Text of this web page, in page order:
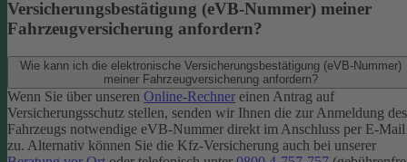
Versicherungsbestätigung (eVB-Nummer) meiner
Fahrzeugversicherung anfordern?
Wie kann ich die elektronische Versicherungsbestätigung (eVB-Nummer)
meiner Fahrzeugversicherung anfordern?
Wenn Sie über unseren Online-Rechner einen Antrag auf
Versicherungsschutz stellen, senden wir Ihnen die zur Anmeldung des
Fahrzeugs notwendige eVB-​Nummer direkt im Anschluss per E-Mail
zu. Alternativ können Sie die Kfz-​Versicherung auch bei unserer